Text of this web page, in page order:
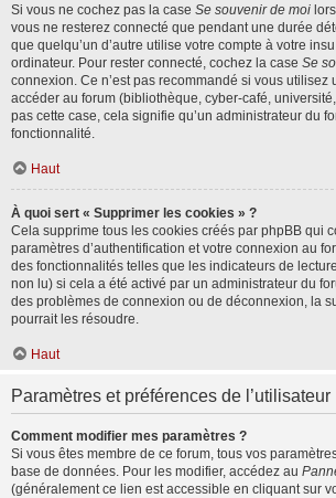
Si vous ne cochez pas la case Se souvenir de moi
vous ne resterez connecté que pendant une durée
que quelqu’un d’autre utilise votre compte à votre
ordinateur. Pour rester connecté, cochez la case Se
connexion. Ce n’est pas recommandé si vous
accéder au forum (bibliothèque, cyber-café,
pas cette case, cela signifie qu’un administrateur du
fonctionnalité.
Haut
À quoi sert « Supprimer les cookies » ?
Cela supprime tous les cookies créés par phpBB qui
paramètres d’authentification et votre connexion au
des fonctionnalités telles que les indicateurs de
non lu) si cela a été activé par un administrateur du
des problèmes de connexion ou de déconnexion, la
pourrait les résoudre.
Haut
Paramètres et préférences de l’utilisateur
Comment modifier mes paramètres ?
Si vous êtes membre de ce forum, tous vos
base de données. Pour les modifier, accédez au
(généralement ce lien est accessible en cliquant sur